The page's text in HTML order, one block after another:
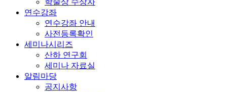
연수강좌
연수강좌 안내
사전등록확인
세미나시리즈
산하 연구회
세미나 자료실
알림마당
공지사항